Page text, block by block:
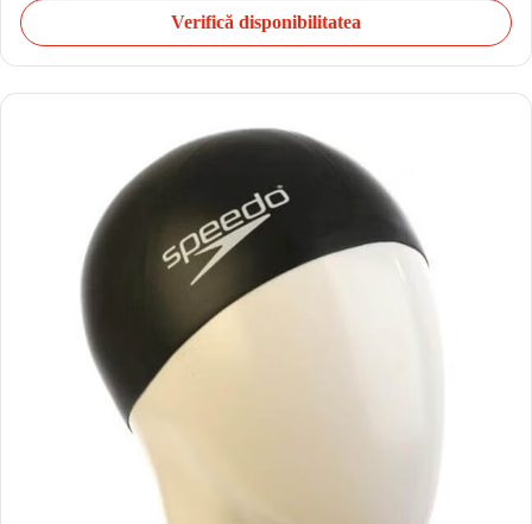
Verifică disponibilitatea